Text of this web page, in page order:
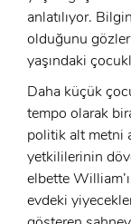
Şifre:
E-Posta:
Şifre:
anlatılıyor.
olduğunu
yaşındaki
Daha küçük
tempo olarak
politik alt metni
yetkililerinin
elbette
evdeki